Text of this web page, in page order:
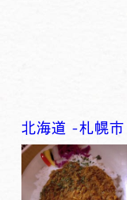
北海道 -札幌市